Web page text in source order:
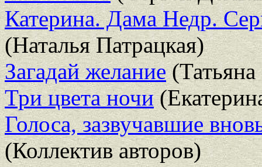
Катерина. Дама Недр.
(Наталья Патрацкая)
Загадай желание(Татьяна
Три цвета ночи
Голоса, зазвучавшие
(Коллектив авторов)